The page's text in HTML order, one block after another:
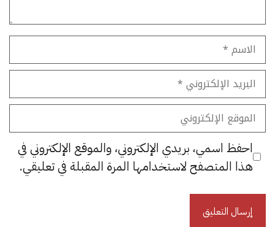
الاسم
البريد
الإلكتروني
الموقع
الإلكتروني
احفظ اسمي، بريدي الإلكتروني، والموقع الإلكتروني في
هذا المتصفح لاستخدامها المرة المقبلة في تعليقي.